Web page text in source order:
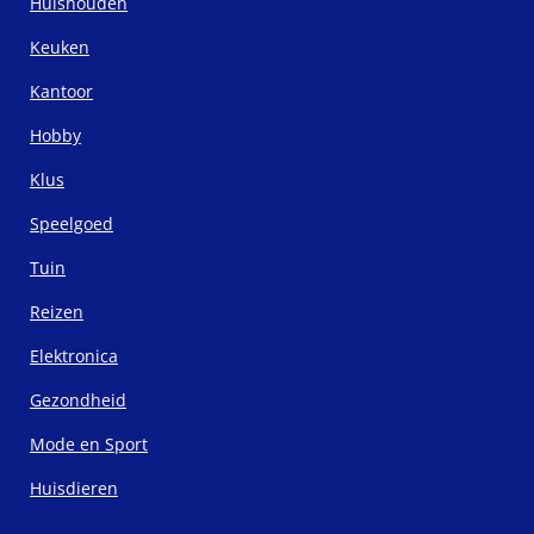
Keuken
Kantoor
Hobby
Klus
Speelgoed
Tuin
Reizen
Elektronica
Gezondheid
Mode en Sport
Huisdieren